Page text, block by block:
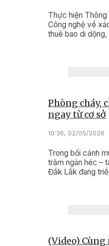
Thực hiện
Công nghệ về
thuê bao di
Phòng cháy,
ngay từ cơ sở
10:36, 02/05/2026
Trong bối cảnh
trăm ngàn héc –
Đắk Lắk đang
(Video)